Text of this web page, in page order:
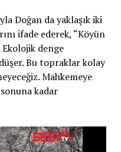
Doğan da yaklaşık iki
ifade ederek, “Köyün
Ekolojik denge
Bu topraklar kolay
Mahkemeye
kadar